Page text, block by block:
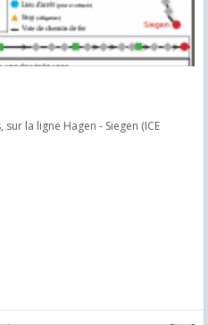
la ligne Hagen - Siegen (ICE